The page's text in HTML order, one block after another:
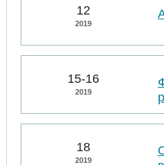
12
2019
15-16
2019
18
2019